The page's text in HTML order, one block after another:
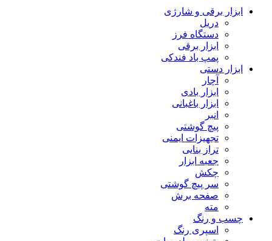
ابزار برقی و شارژی
دریل
دستگاه فرز
ابزار برقی
پمپ باد فندکی
ابزار دستی
آچار
ابزار بادی
ابزار باغبانی
انبر
پیچ گوشتی
تجهیزات ایمنی
تراز بنایی
جعبه ابزار
چکش
سر پیچ گوشتی
صفحه برش
مته
چسب و رنگ
اسپری رنگ